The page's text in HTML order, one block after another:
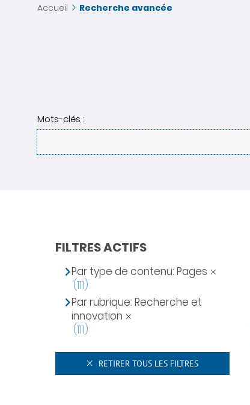
Accueil Recherche avancée
Mots-clés :
FILTRES ACTIFS
Par type de contenu: Pages
(111)
Par rubrique: Recherche et
innovation
(111)
RETIRER TOUS LES FILTRES